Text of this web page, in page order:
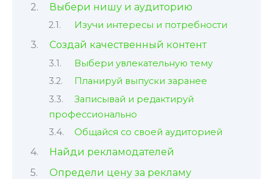
Выбери нишу и аудиторию
Изучи интересы и потребности
Создай качественный контент
Выбери увлекательную тему
Планируй выпуски заранее
Записывай и редактируй
профессионально
Общайся со своей аудиторией
Найди рекламодателей
Определи цену за рекламу